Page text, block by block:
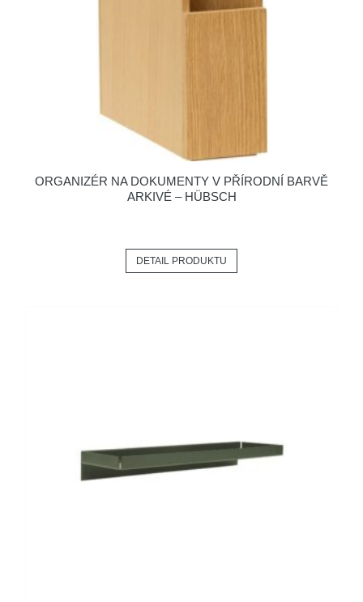
ORGANIZÉR NA DOKUMENTY V PŘÍRODNÍ BARVĚ
ARKIVÉ – HÜBSCH
DETAIL PRODUKTU